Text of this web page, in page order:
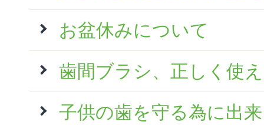
お盆休みについて
歯間ブラシ、正しく使
子供の歯を守る為に出